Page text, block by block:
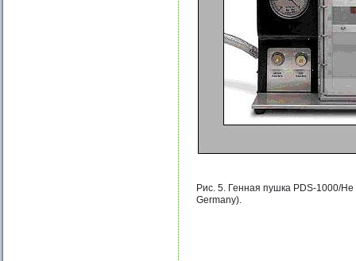
Рис. 5. Генная пушка PDS-1000/
Germany).